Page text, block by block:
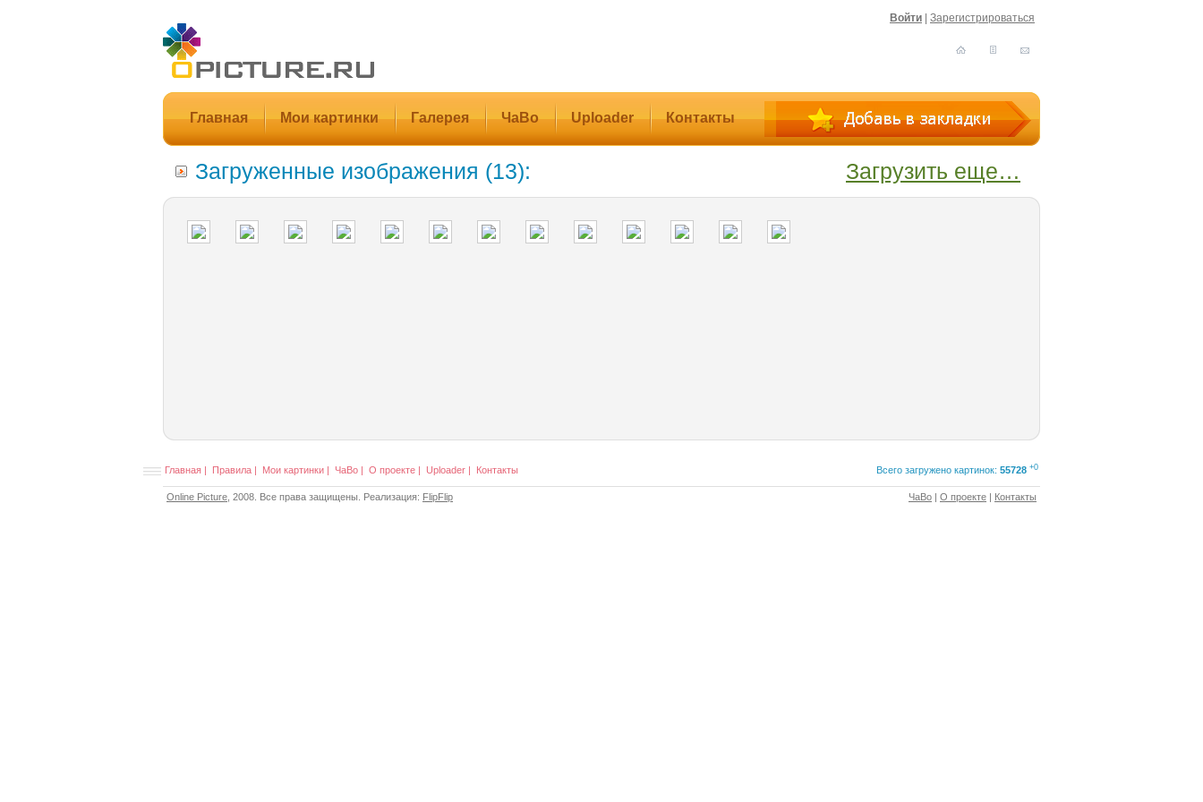
Войти Зарегистрироваться
Главная Мои картинки Галерея ЧаВо Uploader Контакты
Загрузить еще…
Загруженные изображения (13):
Всего загружено картинок: 55728 +0
Главная | Правила | Мои картинки | ЧаВо | О проекте | Uploader | Контакты
ЧаВо | О проекте | Контакты
Online Picture , 2008. Все права защищены. Реализация: FlipFlip